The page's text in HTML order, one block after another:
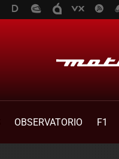
OBSERVATORIO F1